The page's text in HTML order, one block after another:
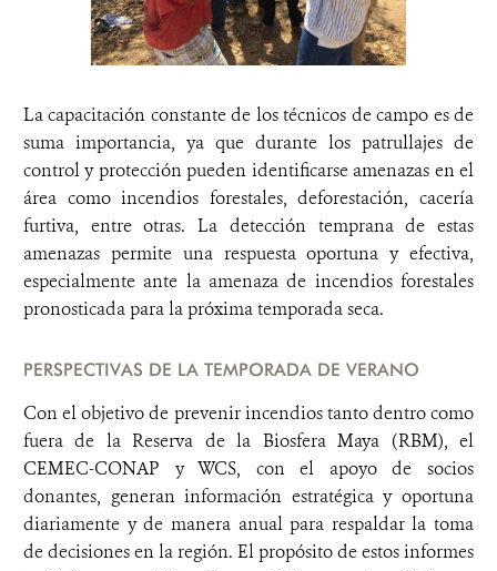
La capacitación constante de los técnicos de campo es de
suma importancia, ya que durante los patrullajes de
control y protección pueden identificarse amenazas en el
área como incendios forestales, deforestación, cacería
furtiva, entre otras. La detección temprana de estas
amenazas permite una respuesta oportuna y efectiva,
especialmente ante la amenaza de incendios forestales
pronosticada para la próxima temporada seca.
PERSPECTIVAS DE LA TEMPORADA DE VERANO
Con el objetivo de prevenir incendios tanto dentro como
fuera de la Reserva de la Biosfera Maya (RBM), el
CEMEC-CONAP y WCS, con el apoyo de socios
donantes, generan información estratégica y oportuna
diariamente y de manera anual para respaldar la toma
de decisiones en la región. El propósito de estos informes